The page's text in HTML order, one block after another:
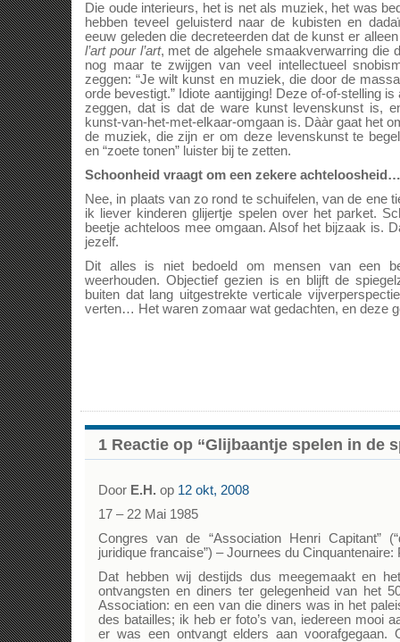
Die oude interieurs, het is net als muziek, het was
hebben teveel geluisterd naar de kubisten en
eeuw geleden die decreteerden dat de kunst er
l’art pour l’art, met de algehele smaakverwarring die
nog maar te zwijgen van veel intellectueel
zeggen: “Je wilt kunst en muziek, die door de
orde bevestigt.” Idiote aantijging! Deze of-of-stelling
zeggen, dat is dat de ware kunst levenskunst is,
kunst-van-het-met-elkaar-omgaan is. Dààr gaat het
de muziek, die zijn er om deze levenskunst te
en “zoete tonen” luister bij te zetten.
Schoonheid vraagt om een zekere achteloosheid…
Nee, in plaats van zo rond te schuifelen, van de ene
ik liever kinderen glijertje spelen over het parket.
beetje achteloos mee omgaan. Alsof het bijzaak is.
jezelf.
Dit alles is niet bedoeld om mensen van een
weerhouden. Objectief gezien is en blijft de
buiten dat lang uitgestrekte verticale
verten… Het waren zomaar wat gedachten, en deze
1 Reactie op “Glijbaantje spelen in de
Door E.H. op 12 okt, 2008
17 – 22 Mai 1985
Congres van de “Association Henri Capitant”
juridique francaise”) – Journees du
Dat hebben wij destijds dus meegemaakt en
ontvangsten en diners ter gelegenheid van het
Association: en een van die diners was in het
des batailles; ik heb er foto’s van, iedereen mooi
er was een ontvangt elders aan